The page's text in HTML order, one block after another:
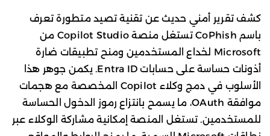
كشف تقرير أمني حديث عن تقنية تصيد متطورة تعرف
باسم CoPhish تستغل منصة Copilot Studio من
Microsoft لخداع المستخدمين ومنح تطبيقات ضارة
أذونات حساسة على حسابات Entra ID. يكمن جوهر هذا
الأسلوب في دمج وكلاء Copilot المخصصة مع هجمات
موافقة OAuth، ما يسمح بانتزاع رموز الدخول الحساسة
للمستخدمين. تستغل المنصة إمكانية مشاركة الوكلاء عبر